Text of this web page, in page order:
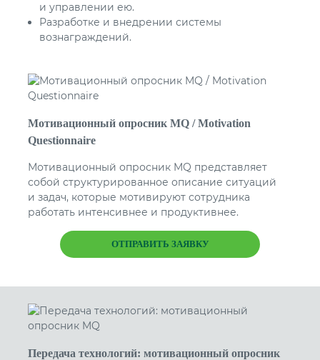
и управлении ею.
Разработке и внедрении системы
вознаграждений.
Мотивационный опросник MQ / Motivation
Questionnaire
Мотивационный опросник MQ представляет
собой структурированное описание ситуаций
и задач, которые мотивируют сотрудника
работать интенсивнее и продуктивнее.
ОТПРАВИТЬ ЗАЯВКУ
Передача технологий: мотивационный опросник